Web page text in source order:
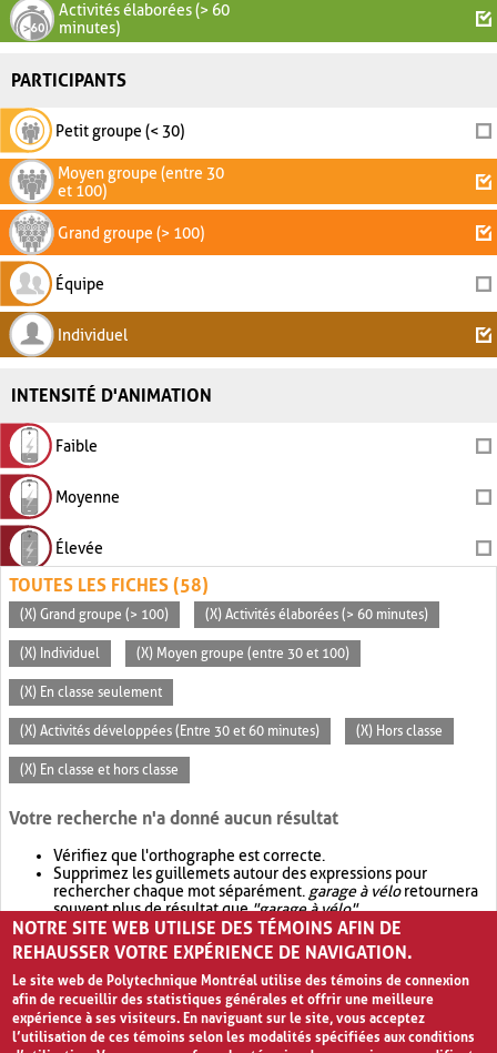
Activités élaborées (> 60
minutes)
PARTICIPANTS
Petit groupe (< 30)
Moyen groupe (entre 30
et 100)
Grand groupe (> 100)
Équipe
Individuel
INTENSITÉ D'ANIMATION
Faible
Moyenne
Élevée
TOUTES LES FICHES (58)
(X) Grand groupe (> 100) (X) Activités élaborées (> 60 minutes)
(X) Individuel (X) Moyen groupe (entre 30 et 100)
(X) En classe seulement
(X) Activités développées (Entre 30 et 60 minutes) (X) Hors classe
(X) En classe et hors classe
Votre recherche n'a donné aucun résultat
Vérifiez que l'orthographe est correcte.
Supprimez les guillemets autour des expressions pour
rechercher chaque mot séparément. garage à véloretournera
souvent plus de résultat que"garage à vélo".
Envisagez d'élargir votre recherche avec OR.garage OR vélo
retournera souvent plus de résultat quegarage à vélo
NOTRE SITE WEB UTILISE DES TÉMOINS AFIN DE
REHAUSSER VOTRE EXPÉRIENCE DE NAVIGATION.
Le site web de Polytechnique Montréal utilise des témoins de connexion
afin de recueillir des statistiques générales et offrir une meilleure
expérience à ses visiteurs. En naviguant sur le site, vous acceptez
l’utilisation de ces témoins selon les modalités spécifiées aux conditions